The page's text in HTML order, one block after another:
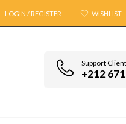
LOGIN / REGISTER WISHLIST
Support Client
+212